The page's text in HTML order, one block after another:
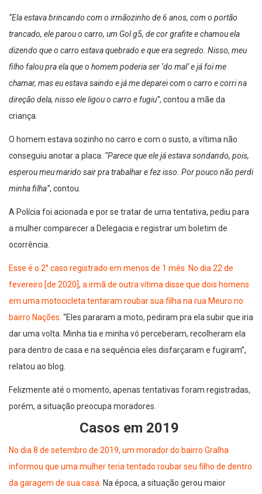
“Ela estava brincando com o irmãozinho de 6 anos, com o portão
trancado, ele parou o carro, um Gol g5, de cor grafite e chamou ela
dizendo que o carro estava quebrado e que era segredo. Nisso, meu
filho falou pra ela que o homem poderia ser ‘do mal’ e já foi me
chamar, mas eu estava saindo e já me deparei com o carro e corri na
direção dela, nisso ele ligou o carro e fugiu”, contou a mãe da
criança.
O homem estava sozinho no carro e com o susto, a vítima não
conseguiu anotar a placa. “Parece que ele já estava sondando, pois,
esperou meu marido sair pra trabalhar e fez isso. Por pouco não perdi
minha filha”, contou.
A Polícia foi acionada e por se tratar de uma tentativa, pediu para
a mulher comparecer a Delegacia e registrar um boletim de
ocorrência.
Esse é o 2° caso registrado em menos de 1 mês. No dia 22 de
fevereiro [de 2020], a irmã de outra vítima disse que dois homens
em uma motocicleta tentaram roubar sua filha na rua Meuro no
bairro Nações. “Eles pararam a moto, pediram pra ela subir que iria
dar uma volta. Minha tia e minha vó perceberam, recolheram ela
para dentro de casa e na sequência eles disfarçaram e fugiram”,
relatou ao blog.
Felizmente até o momento, apenas tentativas foram registradas,
porém, a situação preocupa moradores.
Casos em 2019
No dia 8 de setembro de 2019, um morador do bairro Gralha
informou que uma mulher teria tentado roubar seu filho de dentro
da garagem de sua casa. Na época, a situação gerou maior